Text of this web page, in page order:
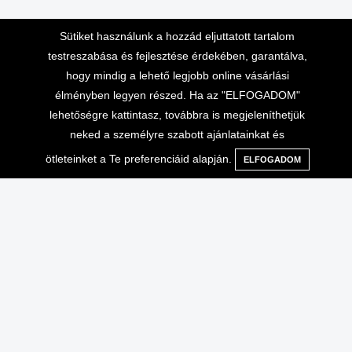
Menü Kategóriák Keresés
+36-70-666-2000
Adatvédelem
Általános Szerződési
Feltételek
Sütiket használunk a hozzád eljuttatott tartalom
testreszabása és fejlesztése érdekében, garantálva,
hogy mindig a lehető legjobb online vásárlási
élményben legyen részed. Ha az "ELFOGADOM"
lehetőségre kattintasz, továbbra is megjeleníthetjük
neked a személyre szabott ajánlatainkat és
ötleteinket a Te preferenciáid alapján.
ELFOGADOM